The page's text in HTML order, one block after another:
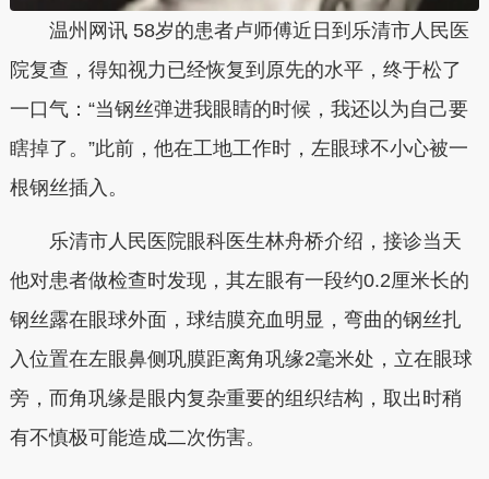
温州网讯 58岁的患者卢师傅近日到乐清市人民医
院复查，得知视力已经恢复到原先的水平，终于松了
一口气：“当钢丝弹进我眼睛的时候，我还以为自己要
瞎掉了。”此前，他在工地工作时，左眼球不小心被一
根钢丝插入。
乐清市人民医院眼科医生林舟桥介绍，接诊当天
他对患者做检查时发现，其左眼有一段约0.2厘米长的
钢丝露在眼球外面，球结膜充血明显，弯曲的钢丝扎
入位置在左眼鼻侧巩膜距离角巩缘2毫米处，立在眼球
旁，而角巩缘是眼内复杂重要的组织结构，取出时稍
有不慎极可能造成二次伤害。